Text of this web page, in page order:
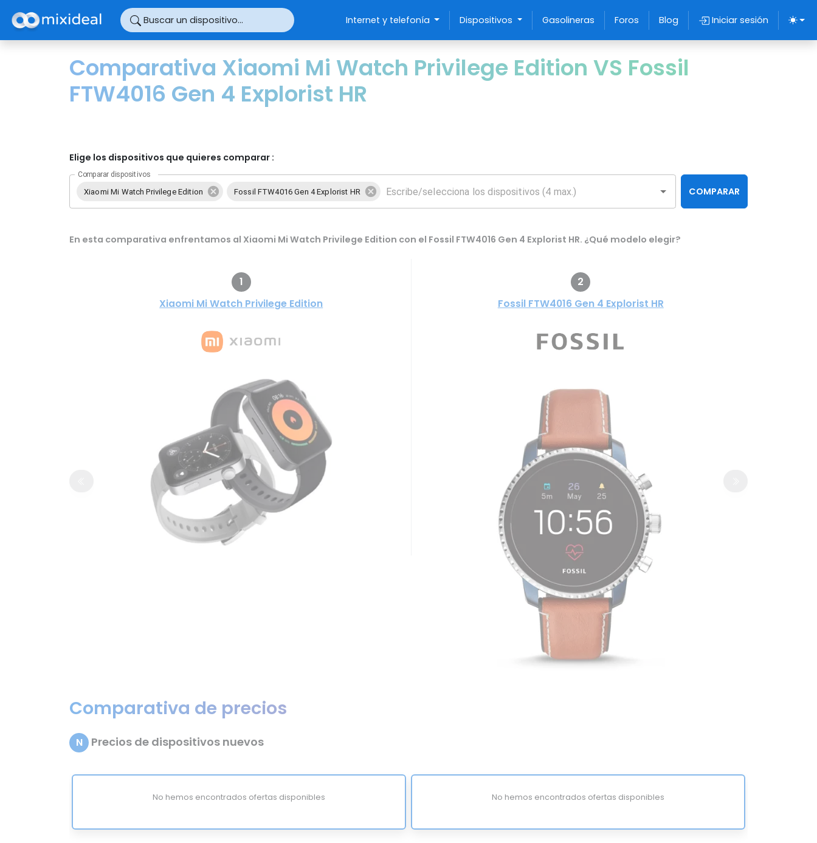
Buscar un dispositivo... Internet y telefonía Dispositivos Gasolineras Foros Blog Iniciar sesión
Comparativa Xiaomi Mi Watch Privilege Edition VS Fossil
FTW4016 Gen 4 Explorist HR
Elige los dispositivos que quieres comparar :
Comparar dispositivos
Xiaomi Mi Watch Privilege Edition Fossil FTW4016 Gen 4 Explorist HR COMPARAR
En esta comparativa enfrentamos al Xiaomi Mi Watch Privilege Edition con el Fossil FTW4016 Gen 4 Explorist HR. ¿Qué modelo elegir?
1
Xiaomi Mi Watch Privilege Edition
2
Fossil FTW4016 Gen 4 Explorist HR
Comparativa de precios
N Precios de dispositivos nuevos
No hemos encontrados ofertas disponibles No hemos encontrados ofertas disponibles